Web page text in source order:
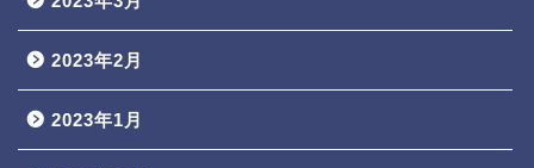
2023年2月
2023年1月